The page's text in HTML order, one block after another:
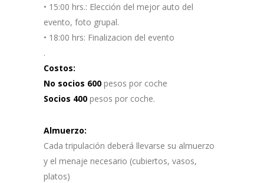
• 15:00 hrs.: Elección del mejor auto del
evento, foto grupal.
• 18:00 hrs: Finalizacion del evento
.
Costos:
No socios 600 pesos por coche
Socios 400 pesos por coche.
Almuerzo:
Cada tripulación deberá llevarse su almuerzo
y el menaje necesario (cubiertos, vasos,
platos)